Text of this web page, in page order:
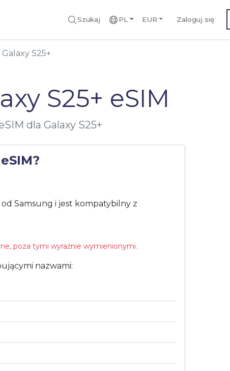
Szukaj PL EUR Zaloguj się
S25+
S25+ eSIM
dla Galaxy S25+
Samsung i jest kompatybilny z
poza tymi wyraźnie wymienionymi.
nazwami: